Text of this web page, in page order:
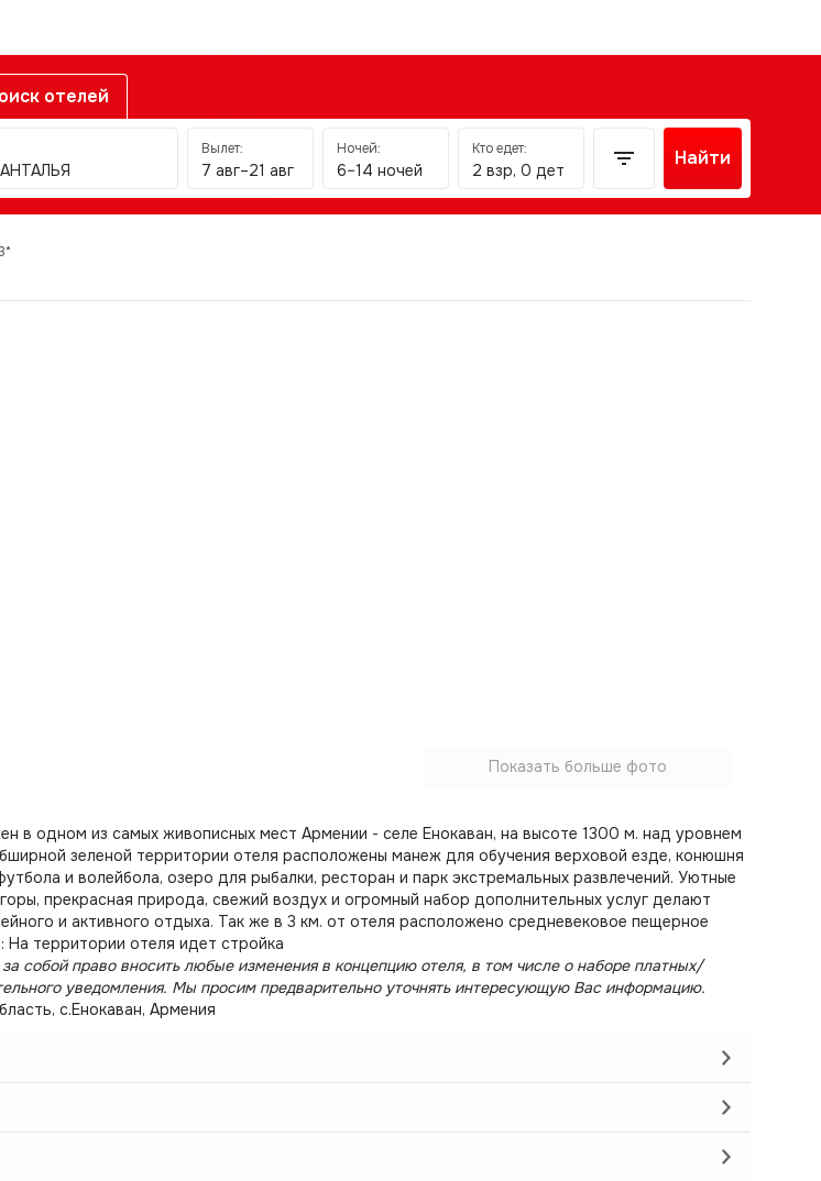
отелей
Вылет:
7 авг–21 авг
Ночей:
6–14 ночей
Кто едет:
2 взр, 0 дет
Найти
Показать больше фото
в одном из самых живописных мест Армении - селе Енокаван, на высоте 1300 м. над уровнем
зеленой территории отеля расположены манеж для обучения верховой езде, конюшня
и волейбола, озеро для рыбалки, ресторан и парк экстремальных развлечений. Уютные
прекрасная природа, свежий воздух и огромный набор дополнительных услуг делают
и активного отдыха. Так же в 3 км. от отеля расположено средневековое пещерное
На территории отеля идет стройка
собой право вносить любые изменения в концепцию отеля, в том числе о наборе платных/
уведомления. Мы просим предварительно уточнять интересующую Вас информацию.
с.Енокаван, Армения